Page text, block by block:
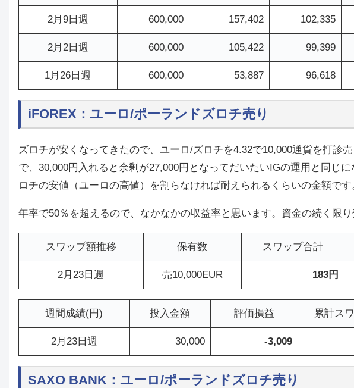
2月9日週 600,000 157,402 102,335
2月2日週 600,000 105,422 99,399
1月26日週 600,000 53,887 96,618
iFOREX：ユーロ/ポーランドズロチ売り
ズロチが安くなってきたので、ユーロ/ズロチを4.32で10,000通貨を打診
で、30,000円入れると余剰が27,000円となってだいたいIGの運用と同じ
ロチの安値（ユーロの高値）を割らなければ耐えられるくらいの金額です
年率で50％を超えるので、なかなかの収益率と思います。資金の続く限り
スワップ額推移 保有数 スワップ合計
2月23日週 売10,000EUR 183円
週間成績(円) 投入金額 評価損益 累計ス
2月23日週 30,000 -3,009
SAXO BANK：ユーロ/ポーランドズロチ売り